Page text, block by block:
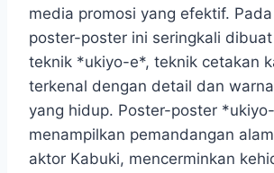
media promosi yang efektif.
poster-poster ini seringkali
teknik *ukiyo-e*, teknik cetakan
terkenal dengan detail dan
yang hidup. Poster-poster
menampilkan pemandangan
aktor Kabuki, mencerminkan